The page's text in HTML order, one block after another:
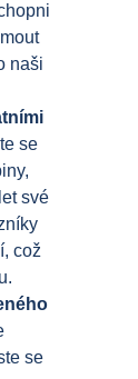
naši
se
své
což
se